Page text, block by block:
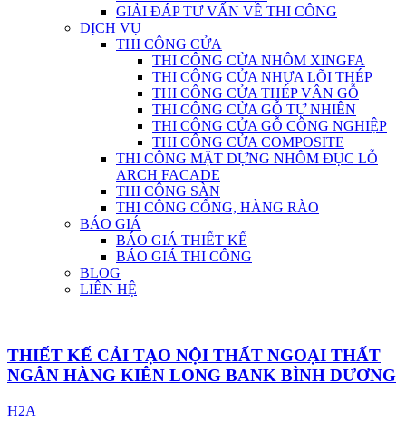
GIẢI ĐÁP TƯ VẤN VỀ THI CÔNG
DỊCH VỤ
THI CÔNG CỬA
THI CÔNG CỬA NHÔM XINGFA
THI CÔNG CỬA NHỰA LÕI THÉP
THI CÔNG CỬA THÉP VÂN GỖ
THI CÔNG CỬA GỖ TỰ NHIÊN
THI CÔNG CỬA GỖ CÔNG NGHIỆP
THI CÔNG CỬA COMPOSITE
THI CÔNG MẶT DỰNG NHÔM ĐỤC LỖ
ARCH FACADE
THI CÔNG SÀN
THI CÔNG CỔNG, HÀNG RÀO
BÁO GIÁ
BÁO GIÁ THIẾT KẾ
BÁO GIÁ THI CÔNG
BLOG
LIÊN HỆ
THIẾT KẾ CẢI TẠO NỘI THẤT NGOẠI THẤT
NGÂN HÀNG KIÊN LONG BANK BÌNH DƯƠNG
H2A